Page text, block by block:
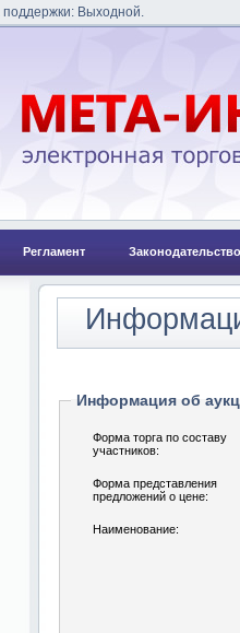
Выходной.
Регламент Законодательство
Информация об
Форма торга по составу
участников:
Форма представления
предложений о цене:
Наименование: